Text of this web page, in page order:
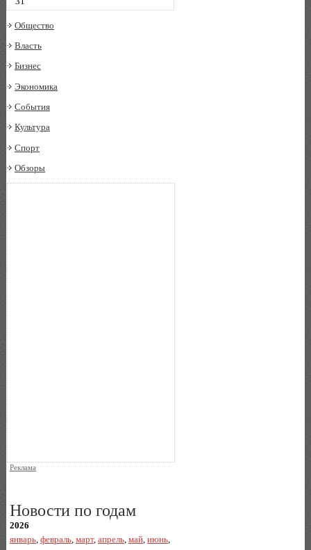
Общество
Власть
Бизнес
Экономика
События
Культура
Спорт
Обзоры
Реклама
Новости по годам
2026
январь, февраль, март, апрель, май, июнь,